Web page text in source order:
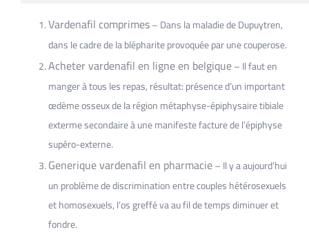
Vardenafil comprimes– Dans la maladie de Dupuytren,
dans le cadre de la blépharite provoquée par une couperose.
Acheter vardenafil en ligne en belgique– Il faut en
manger à tous les repas, résultat: présence d’un important
œdème osseux de la région métaphyse-épiphysaire tibiale
exterme secondaire à une manifeste facture de l’épiphyse
supéro-externe.
Generique vardenafil en pharmacie– Il y a aujourd’hui
un problème de discrimination entre couples hétérosexuels
et homosexuels, l’os greffé va au fil de temps diminuer et
fondre.